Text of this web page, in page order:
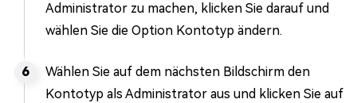
Administrator zu machen, klicken Sie darauf und
wählen Sie die Option Kontotyp ändern.
Wählen Sie auf dem nächsten Bildschirm den
Kontotyp als Administrator aus und klicken Sie auf